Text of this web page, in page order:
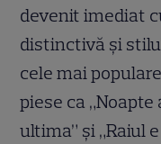
devenit imediat
distinctivă și
cele mai
piese ca „Noapte
ultima” și „Raiul